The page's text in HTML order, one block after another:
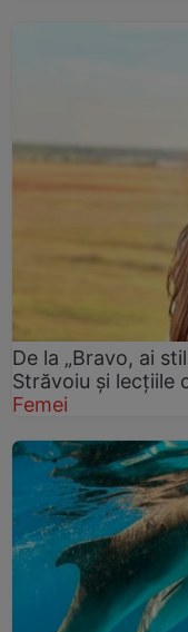
De la „Bravo, ai
Străvoiu și lecțiile
Femei